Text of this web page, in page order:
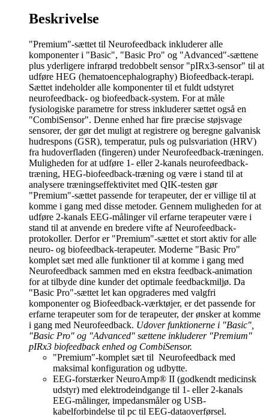
Beskrivelse
"Premium"-sættet til Neurofeedback inkluderer alle
komponenter i "Basic", "Basic Pro" og "Advanced"-sættene
plus yderligere infrarød tredobbelt sensor "pIRx3-sensor" til at
udføre HEG (hematoencephalography) Biofeedback-terapi.
Sættet indeholder alle komponenter til et fuldt udstyret
neurofeedback- og biofeedback-system. For at måle
fysiologiske parametre for stress inkluderer sættet også en
"CombiSensor". Denne enhed har fire præcise støjsvage
sensorer, der gør det muligt at registrere og beregne galvanisk
hudrespons (GSR), temperatur, puls og pulsvariation (HRV)
fra hudoverfladen (fingeren) under Neurofeedback-træningen.
Muligheden for at udføre 1- eller 2-kanals neurofeedback-
træning, HEG-biofeedback-træning og være i stand til at
analysere træningseffektivitet med QIK-testen gør
"Premium"-sættet passende for terapeuter, der er villige til at
komme i gang med disse metoder. Gennem muligheden for at
udføre 2-kanals EEG-målinger vil erfarne terapeuter være i
stand til at anvende en bredere vifte af Neurofeedback-
protokoller. Derfor er "Premium"-sættet et stort aktiv for alle
neuro- og biofeedback-terapeuter. Moderne "Basic Pro"
komplet sæt med alle funktioner til at komme i gang med
Neurofeedback sammen med en ekstra feedback-animation
for at tilbyde dine kunder det optimale feedbackmiljø. Da
"Basic Pro"-sættet let kan opgraderes med valgfri
komponenter og Biofeedback-værktøjer, er det passende for
erfarne terapeuter som for de terapeuter, der ønsker at komme
i gang med Neurofeedback. Udover funktionerne i "Basic",
"Basic Pro" og "Advanced" sættene inkluderer "Premium"
pIRx3 biofeedback enhed og CombiSensor.
"Premium"-komplet sæt til Neurofeedback med
maksimal konfiguration og udbytte.
EEG-forstærker NeuroAmp® II (godkendt medicinsk
udstyr) med elektrodeindgange til 1- eller 2-kanals
EEG-målinger, impedansmåler og USB-
kabelforbindelse til pc til EEG-dataoverførsel.